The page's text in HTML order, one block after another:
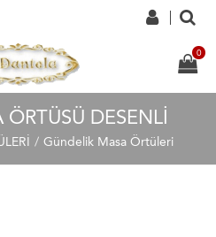
DESENLI
Gündelik Masa Örtüleri